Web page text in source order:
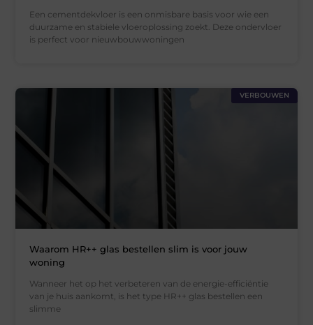
Een cementdekvloer is een onmisbare basis voor wie een
duurzame en stabiele vloeroplossing zoekt. Deze ondervloer
is perfect voor nieuwbouwwoningen
VERBOUWEN
Waarom HR++ glas bestellen slim is voor jouw
woning
Wanneer het op het verbeteren van de energie-efficiëntie
van je huis aankomt, is het type HR++ glas bestellen een
slimme